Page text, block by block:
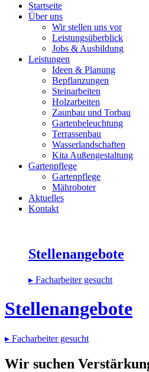
Startseite
Über uns
Wir stellen uns vor
Leistungsüberblick
Jobs & Ausbildung
Leistungen
Ideen & Planung
Bepflanzungen
Steinarbeiten
Holzarbeiten
Zaunbau und Torbau
Gartenbeleuchtung
Terrassenbau
Wasserlandschaften
Kita Außengestaltung
Gartenpflege
Gartenpflege
Mähroboter
Aktuelles
Kontakt
Stellenangebote
▸ Facharbeiter gesucht
Stellenangebote
▸ Facharbeiter gesucht
Wir suchen